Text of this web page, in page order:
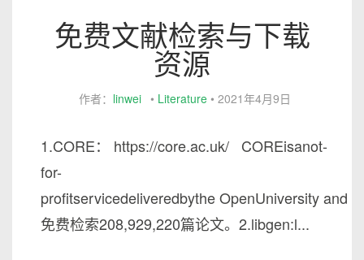
免费文献检索与下载
资源
作者： linwei • Literature • 2021年4月9日
1.CORE： https://core.ac.uk/ COREisanot-
for-
profitservicedeliveredbythe OpenUniversity and
免费检索208,929,220篇论文。2.libgen:l...